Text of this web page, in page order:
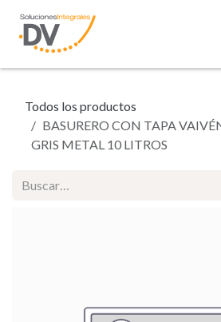
Todos los productos
BASURERO CON TAPA
GRIS METAL 10 LITROS